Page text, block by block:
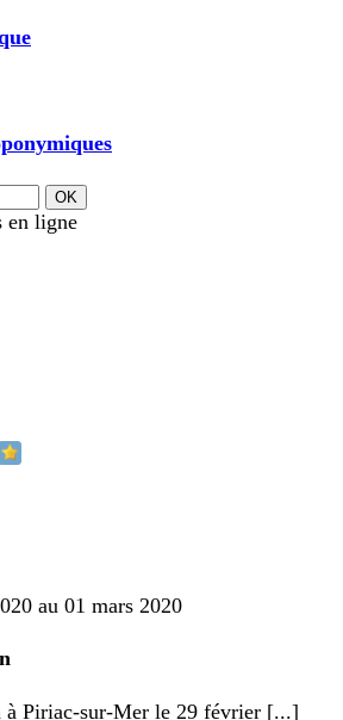
en ligne
au 01 mars 2020
à Piriac-sur-Mer le 29 février [...]